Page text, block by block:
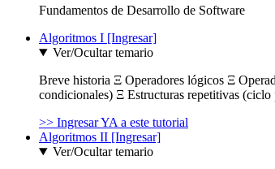
Fundamentos de Desarrollo de Software
Algoritmos I [Ingresar]
Ver/Ocultar temario
Breve historia Ξ Operadores lógicos Ξ
condicionales) Ξ Estructuras repetitivas
>> Ingresar YA a este tutorial
Algoritmos II [Ingresar]
Ver/Ocultar temario